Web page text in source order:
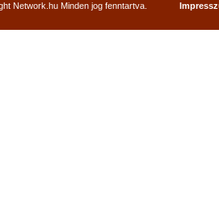
Network.hu Minden jog fenntartva.